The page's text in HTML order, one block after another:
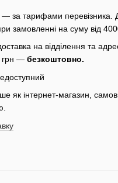
тарифами перевізника.
замовленні на суму від
на відділення та
грн — безкоштовно.
як інтернет-магазин,